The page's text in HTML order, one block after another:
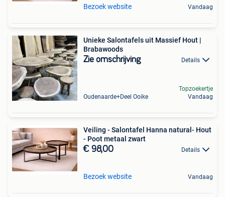
Bezoek website Vandaag
Unieke Salontafels uit Massief Hout |
Brabawoods
Zie omschrijving Details
Oudenaarde+Deel Ooike
Topzoekertje
Vandaag
Veiling - Salontafel Hanna natural- Hout
- Poot metaal zwart
€ 98,00 Details
Bezoek website Vandaag